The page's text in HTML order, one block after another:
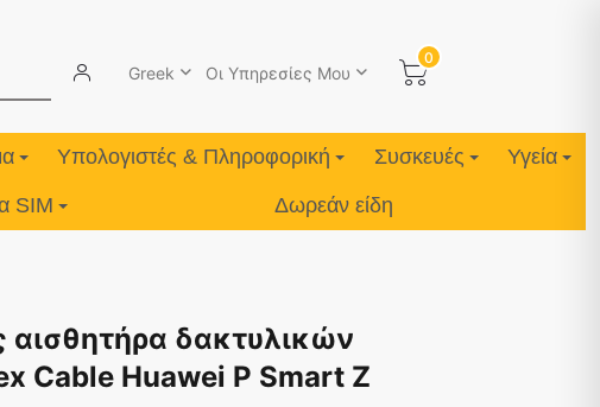
Greek Οι Υπηρεσίες Μου
0
Υπολογιστές & Πληροφορική Συσκευές Υγεία
SIM Δωρεάν είδη
αισθητήρα δακτυλικών
Cable Huawei P Smart Z